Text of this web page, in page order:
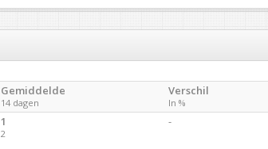
Gemiddelde
14 dagen
Verschil
In %
1
2
-